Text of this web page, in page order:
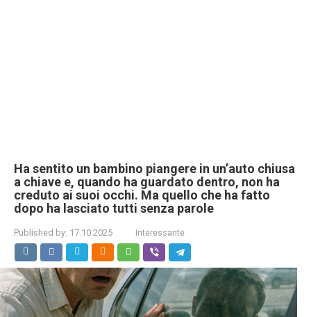
Ha sentito un bambino piangere in un’auto chiusa
a chiave e, quando ha guardato dentro, non ha
creduto ai suoi occhi. Ma quello che ha fatto
dopo ha lasciato tutti senza parole
Published by: 17.10.2025 Interessante